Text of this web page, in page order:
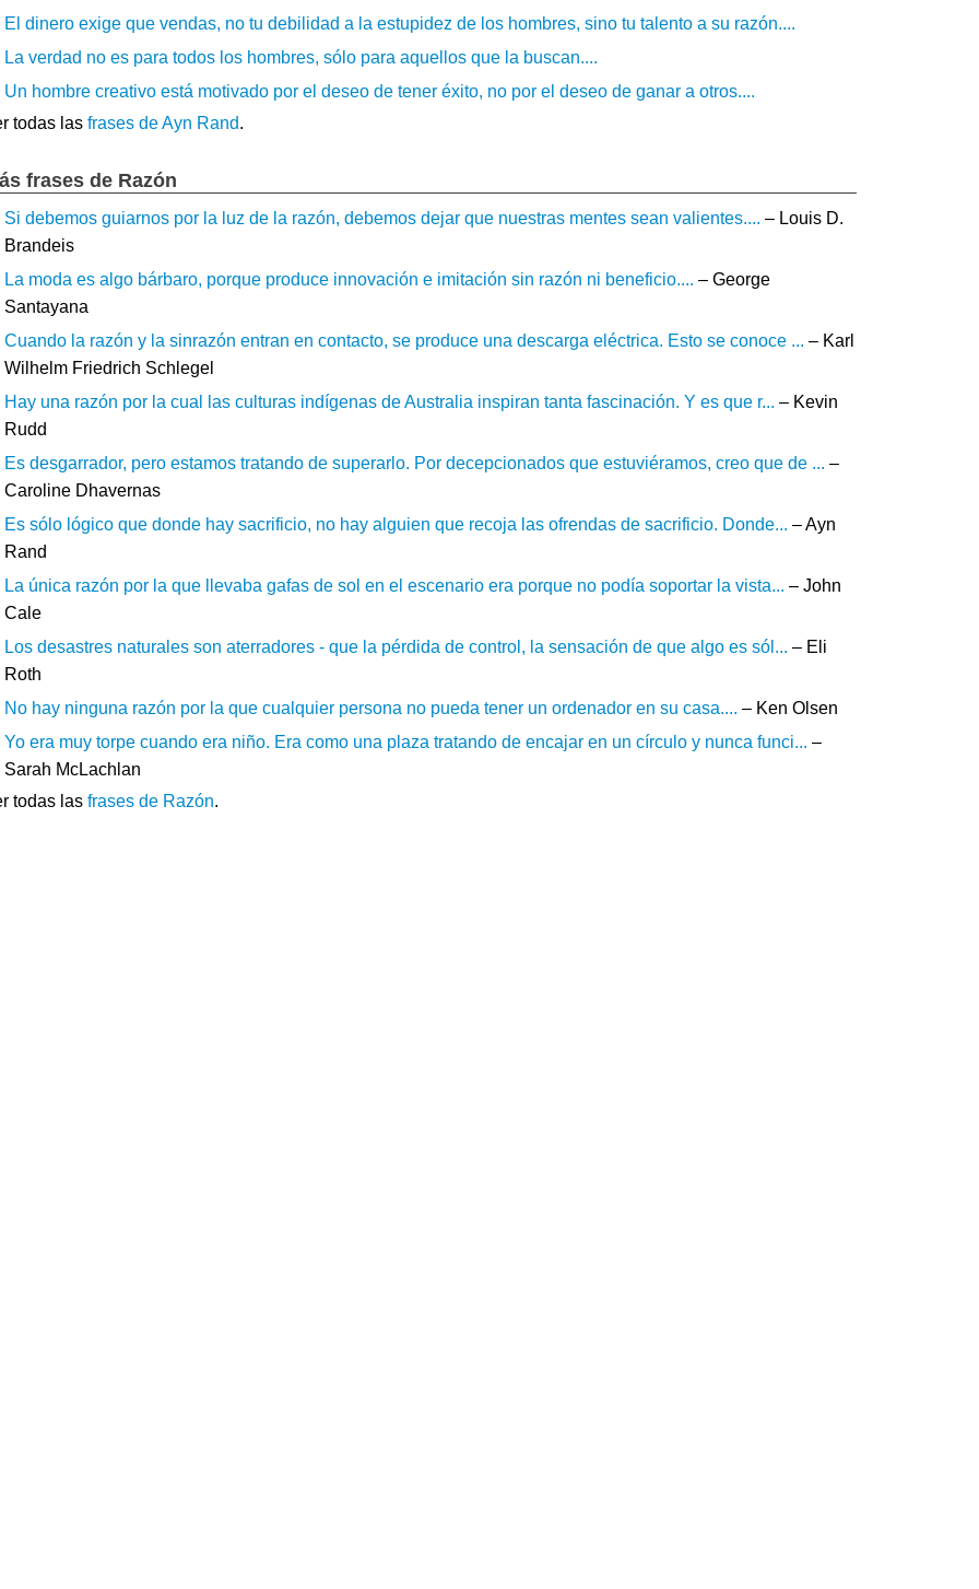
El dinero exige que vendas, no tu debilidad a la estupidez de los hombres, sino tu talento a su razón....
La verdad no es para todos los hombres, sólo para aquellos que la buscan....
Un hombre creativo está motivado por el deseo de tener éxito, no por el deseo de ganar a otros....
todas las frases de Ayn Rand.
frases de Razón
Si debemos guiarnos por la luz de la razón, debemos dejar que nuestras mentes sean valientes.... – Louis D.
Brandeis
La moda es algo bárbaro, porque produce innovación e imitación sin razón ni beneficio.... – George
Santayana
Cuando la razón y la sinrazón entran en contacto, se produce una descarga eléctrica. Esto se conoce ... – Karl
Wilhelm Friedrich Schlegel
Hay una razón por la cual las culturas indígenas de Australia inspiran tanta fascinación. Y es que r... – Kevin
Rudd
Es desgarrador, pero estamos tratando de superarlo. Por decepcionados que estuviéramos, creo que de ... –
Caroline Dhavernas
Es sólo lógico que donde hay sacrificio, no hay alguien que recoja las ofrendas de sacrificio. Donde... – Ayn
Rand
La única razón por la que llevaba gafas de sol en el escenario era porque no podía soportar la vista... – John
Cale
Los desastres naturales son aterradores - que la pérdida de control, la sensación de que algo es sól... – Eli
Roth
No hay ninguna razón por la que cualquier persona no pueda tener un ordenador en su casa.... – Ken Olsen
Yo era muy torpe cuando era niño. Era como una plaza tratando de encajar en un círculo y nunca funci... –
Sarah McLachlan
todas las frases de Razón.